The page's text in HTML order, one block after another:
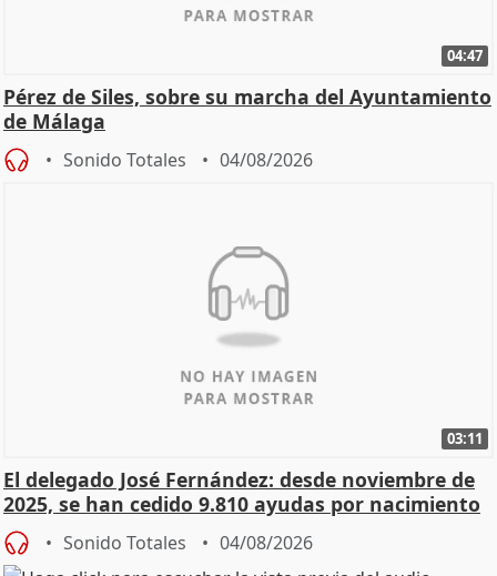
04:47
Pérez de Siles, sobre su marcha del Ayuntamiento
de Málaga
Sonido Totales 04/08/2026
03:11
El delegado José Fernández: desde noviembre de
2025, se han cedido 9.810 ayudas por nacimiento
Sonido Totales 04/08/2026